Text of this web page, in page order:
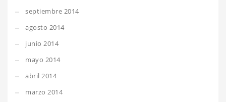
septiembre 2014
agosto 2014
junio 2014
mayo 2014
abril 2014
marzo 2014